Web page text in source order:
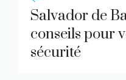
Salvador de
conseils pour
sécurité